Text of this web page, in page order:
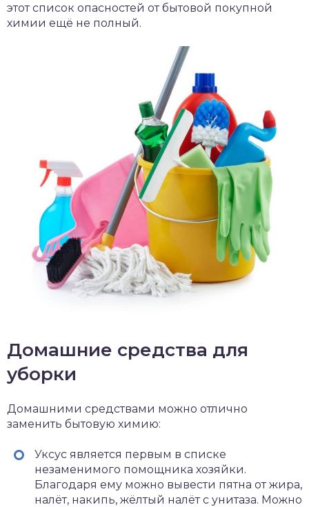
этот список опасностей от бытовой покупной
химии ещё не полный.
Домашние средства для
уборки
Домашними средствами можно отлично
заменить бытовую химию:
Уксус является первым в списке
незаменимого помощника хозяйки.
Благодаря ему можно вывести пятна от жира,
налёт, накипь, жёлтый налёт с унитаза. Можно